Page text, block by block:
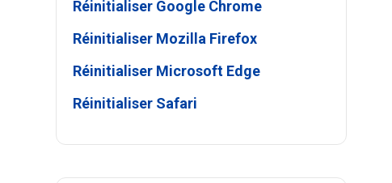
Réinitialiser Google Chrome
Réinitialiser Mozilla Firefox
Réinitialiser Microsoft Edge
Réinitialiser Safari